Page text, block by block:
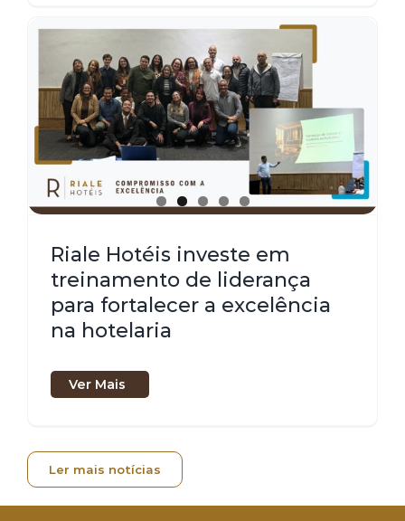
Riale Hotéis investe em
treinamento de liderança
para fortalecer a excelência
na hotelaria
Ver Mais
Ler mais notícias